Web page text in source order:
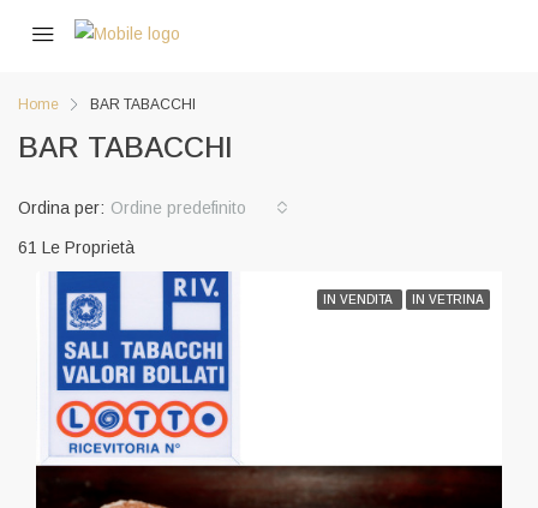
Home BAR TABACCHI
BAR TABACCHI
61 Le Proprietà
Ordina per: Ordine predefinito
IN VENDITA IN VETRINA